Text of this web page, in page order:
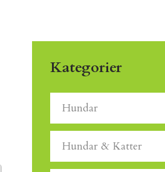
Kategorier
Hundar
Hundar & Katter